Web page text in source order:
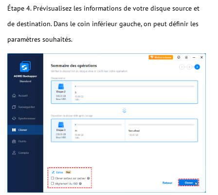
Étape 4. Prévisualisez les informations de votre disque source et
de destination. Dans le coin inférieur gauche, on peut définir les
paramètres souhaités.